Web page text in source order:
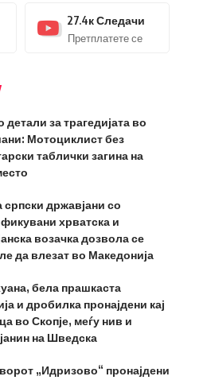
27.4кСледачи
Претплатете се
детали за трагедијата во
Мотоциклист без
таблички загина на
српски државјани со
хрватска и
возачка дозвола се
да влезат во Македонија
бела прашкаста
и дробилка пронајдени кај
во Скопје, меѓу нив и
на Шведска
„Идризово“ пронајдени